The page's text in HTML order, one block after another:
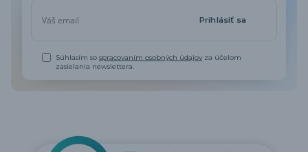
Prihlásiť sa
Súhlasím sospracovaním osobných údajov za účelom
zasielania newslettera.